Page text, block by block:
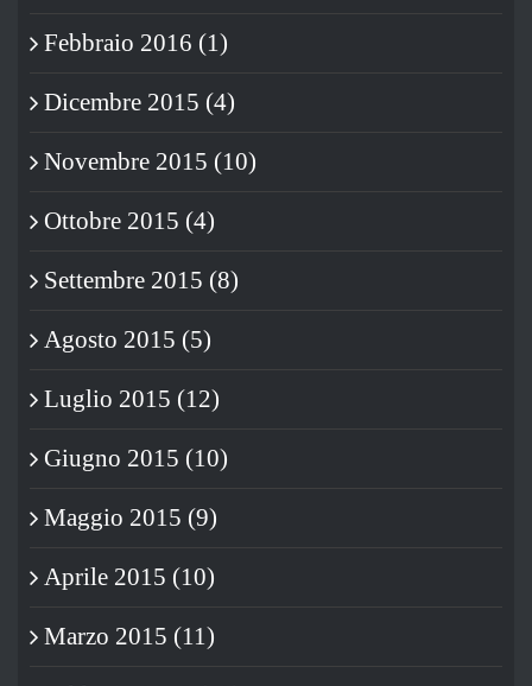
Febbraio 2016 (1)
Dicembre 2015 (4)
Novembre 2015 (10)
Ottobre 2015 (4)
Settembre 2015 (8)
Agosto 2015 (5)
Luglio 2015 (12)
Giugno 2015 (10)
Maggio 2015 (9)
Aprile 2015 (10)
Marzo 2015 (11)